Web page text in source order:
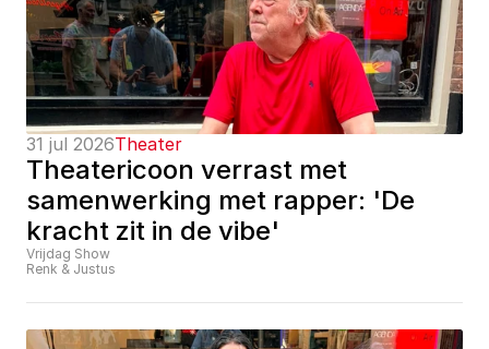
31 jul 2026Theater
Theatericoon verrast met
samenwerking met rapper: 'De
kracht zit in de vibe'
Vrijdag Show
Renk & Justus